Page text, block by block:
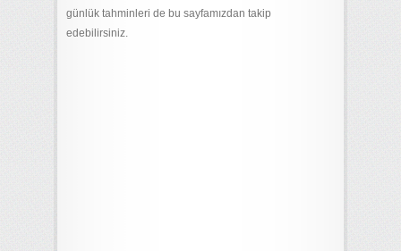
günlük tahminleri de bu sayfamızdan takip
edebilirsiniz.